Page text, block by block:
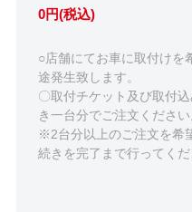
0円(税込)
○店舗にてお車に取付けを
途発生致します。
〇取付チケット及び取付
き一台分でご注文ください
※2台分以上のご注文を希
続きを完了まで行ってくだ